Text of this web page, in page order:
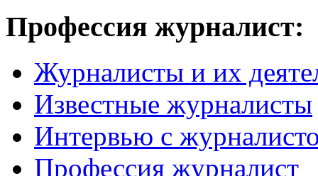
Профессия журналист:
Журналисты и их
Известные журналисты
Интервью с
Профессия журналист